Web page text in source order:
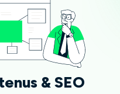
& SEO